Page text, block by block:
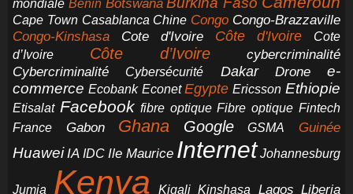
mondiale Bénin Botswana
Cape Town Casablanca Chine Congo Congo-Brazzaville
Congo-Kinshasa Cote d'Ivoire Côte d'Ivoire
Cote
d’Ivoire
Côte d’Ivoire
cybercriminalité
Cybercriminalité
Cybersécurité Dakar Drone
e-
commerce Ecobank Econet Egypte Ericsson Ethiopie
Etisalat Facebook fibre optique Fibre optique Fintech
France
Gabon Ghana Google GSMA Guinée
Huawei IA IDC Ile Maurice Internet Johannesburg
Jumia Kenya Kigali Kinshasa Lagos Liberia